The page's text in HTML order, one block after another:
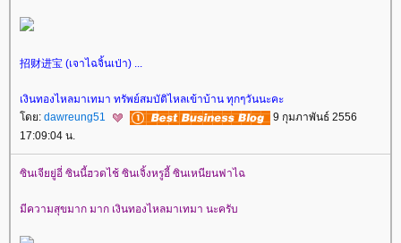
招财进宝 (เจาไฉจิ้นเป่า) ...
เงินทองไหลมาเทมา ทรัพย์สมบัติไหลเข้าบ้าน ทุกๆวันนะคะ
ดย: dawreung51
9 กุมภาพันธ์ 2556
17:09:04 น.
ซินเจียยู่อี่ ซินนี้ฮวดไช้ ซินเจิ้งหรูอี้ ซินเหนียนฟาไฉ
มีความสุขมาก มาก เงินทองไหลมาเทมา นะครับ